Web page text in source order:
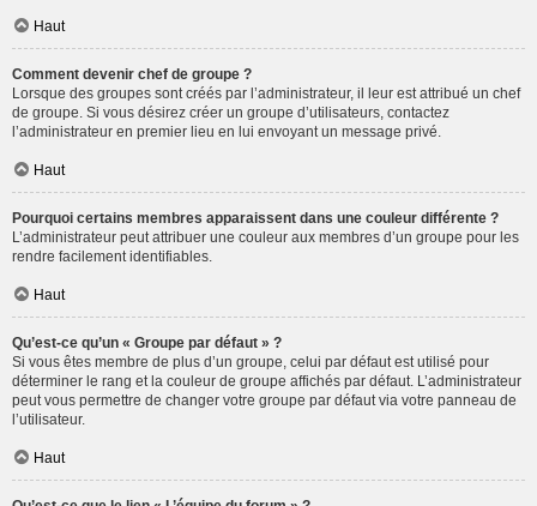
Haut
Comment devenir chef de groupe ?
Lorsque des groupes sont créés par l’administrateur, il leur est attribué un chef
de groupe. Si vous désirez créer un groupe d’utilisateurs, contactez
l’administrateur en premier lieu en lui envoyant un message privé.
Haut
Pourquoi certains membres apparaissent dans une couleur différente ?
L’administrateur peut attribuer une couleur aux membres d’un groupe pour les
rendre facilement identifiables.
Haut
Qu’est-ce qu’un « Groupe par défaut » ?
Si vous êtes membre de plus d’un groupe, celui par défaut est utilisé pour
déterminer le rang et la couleur de groupe affichés par défaut. L’administrateur
peut vous permettre de changer votre groupe par défaut via votre panneau de
l’utilisateur.
Haut